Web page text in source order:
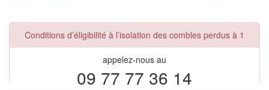
Conditions d’éligibilité à l’isolation des combles perdus à 1
appelez-nous au
09 77 77 36 14